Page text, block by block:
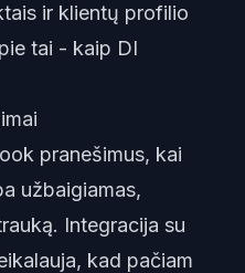
ir klientų profilio
tai - kaip DI
pranešimus, kai
užbaigiamas,
Integracija su
kad pačiam